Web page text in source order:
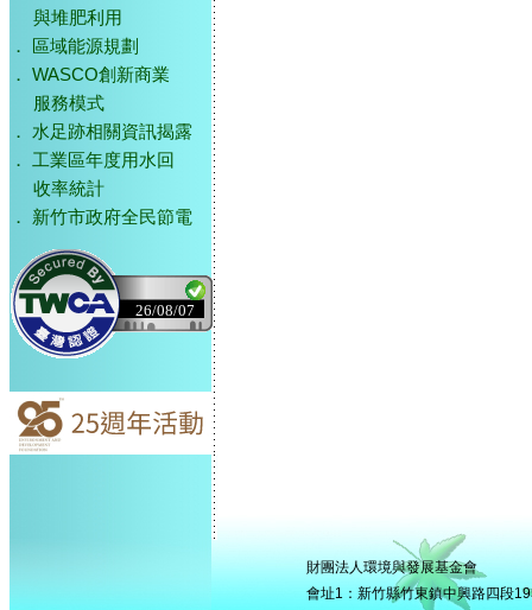
與堆肥利用
．
區域能源規劃
．
WASCO創新商業
服務模式
．
水足跡相關資訊揭露
．
工業區年度用水回
收率統計
．
新竹市政府全民節電
26/08/07
財團法人環境與發展基金會
會址1：新竹縣竹東鎮中興路四段